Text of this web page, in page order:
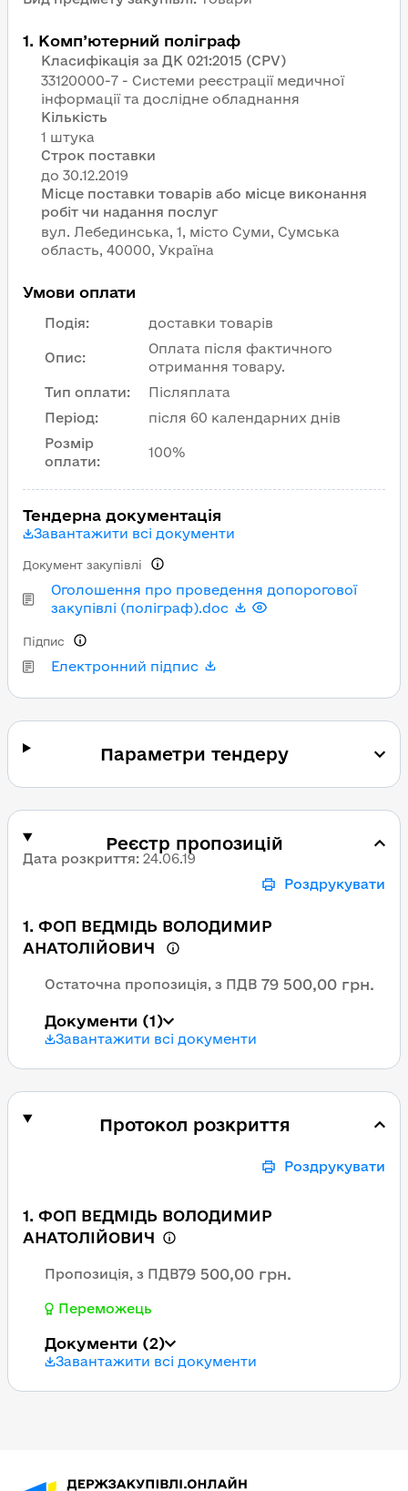
1. Комп’ютерний поліграф
Класифікація за ДК 021:2015 (CPV)
33120000-7 - Системи реєстрації медичної
інформації та дослідне обладнання
Кількість
1 штука
Строк поставки
Місце поставки товарів або місце виконання
робіт чи надання послуг
вул. Лебединська, 1, місто Суми, Сумська
область, 40000, Україна
Умови оплати
Подія: доставки товарів
Опис:
Оплата після фактичного
отримання товару.
Тип оплати:
Післяплата
Період:
після 60 календарних днів
Розмір
оплати:
100%
Тендерна документація
Завантажити всі документи
Оголошення про проведення допорогової
закупівлі (поліграф).doc
Документ закупівлі
Електронний підпис
Підпис
Параметри тендеру
Реєстр пропозицій
Дата розкриття: 24.06.19
Роздрукувати
1. ФОП ВЕДМІДЬ ВОЛОДИМИР
АНАТОЛІЙОВИЧ
Остаточна пропозиція, з ПДВ 79 500,00 грн.
Документи (1)
Завантажити всі документи
Протокол розкриття
Роздрукувати
1. ФОП ВЕДМІДЬ ВОЛОДИМИР
АНАТОЛІЙОВИЧ
Пропозиція, з ПДВ79 500,00 грн.
Переможець
Документи (2)
Завантажити всі документи